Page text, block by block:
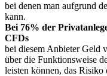
bei denen man aufgrund
kann.
Bei 76% der
CFDs
bei diesem Anbieter Geld
über die Funktionsweise
leisten können, das Risiko